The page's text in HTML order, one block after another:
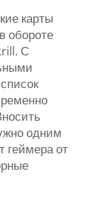
карты
обороте
С
одним
геймера от